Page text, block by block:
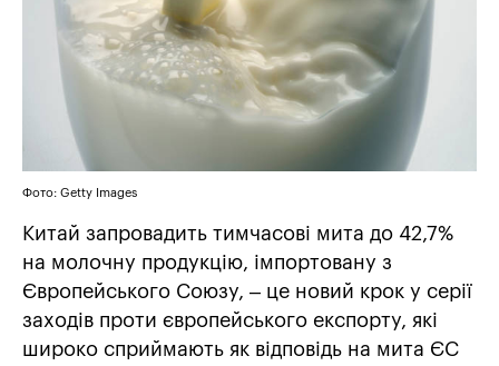
Фото: Getty Images
Китай запровадить тимчасові мита до 42,7%
на молочну продукцію, імпортовану з
Європейського Союзу, – це новий крок у серії
заходів проти європейського експорту, які
широко сприймають як відповідь на мита ЄС